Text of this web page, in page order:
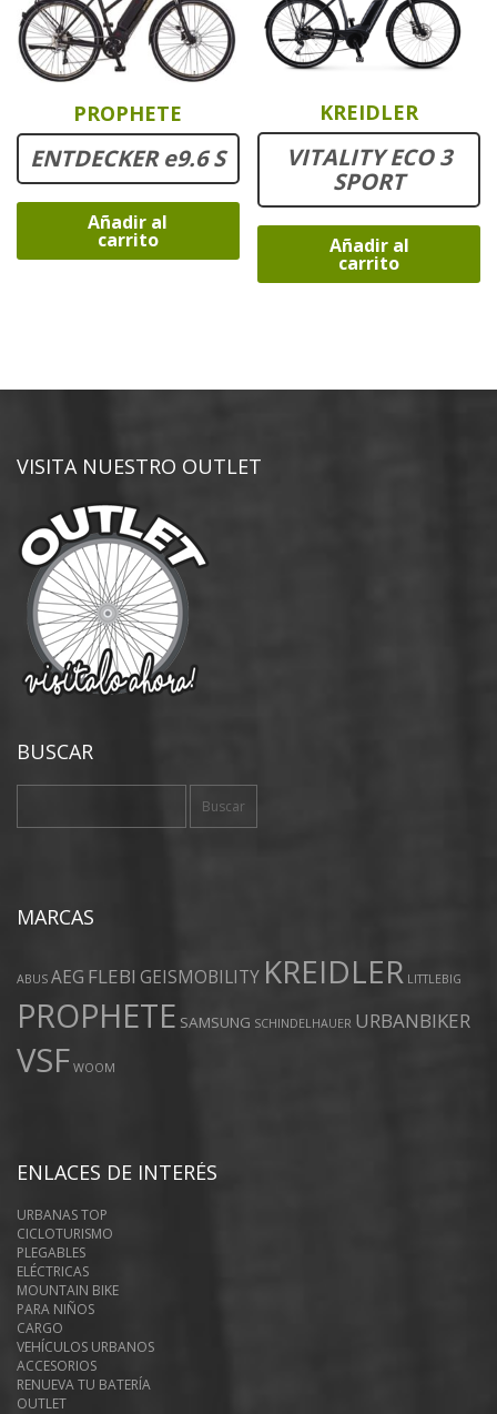
PROPHETE
ENTDECKER e9.6 S
Añadir al
carrito
KREIDLER
VITALITY ECO 3
SPORT
Añadir al
carrito
VISITA NUESTRO OUTLET
BUSCAR
MARCAS
ABUS AEG FLEBI GEISMOBILITY KREIDLER LITTLEBIG
PROPHETE SAMSUNG SCHINDELHAUER URBANBIKER
VSF WOOM
ENLACES DE INTERÉS
URBANAS TOP
CICLOTURISMO
PLEGABLES
ELÉCTRICAS
MOUNTAIN BIKE
PARA NIÑOS
CARGO
VEHÍCULOS URBANOS
ACCESORIOS
RENUEVA TU BATERÍA
OUTLET